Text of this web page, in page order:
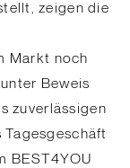
zeigen die
Markt noch
Beweis
zuverlässigen
BEST4YOU